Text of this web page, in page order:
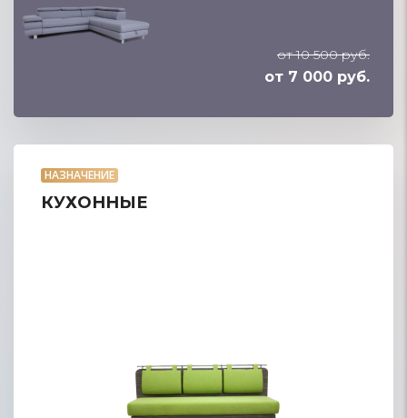
от 10 500 руб.
от 7 000 руб.
НАЗНАЧЕНИЕ
КУХОННЫЕ